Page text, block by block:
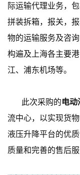
际运输代理业务，
拼装拆箱，报关，
物的运输服务及咨
构遍及上海各主要
江、浦东机场等。
此次采购的电动
流中心，以实现货
液压升降平台的优
质量和完善的售后